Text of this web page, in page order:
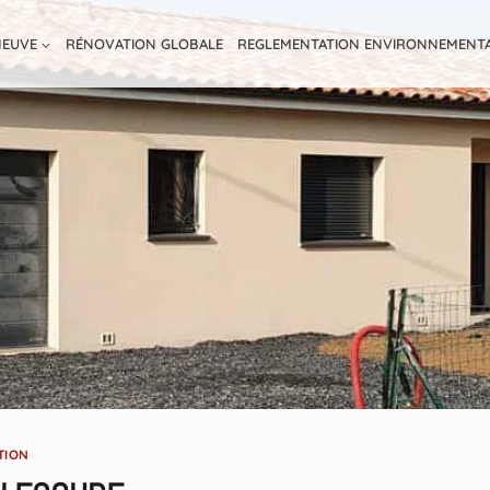
RÉNOVATION GLOBALE REGLEMENTATION